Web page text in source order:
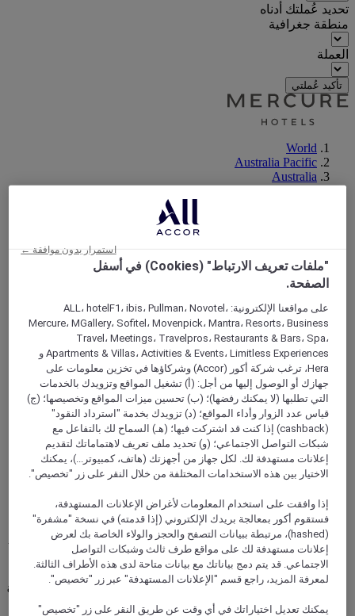
تحديد عُملتك أدناه
منطقة جغرافية
العملة
تأكيد عُملتي
World
Australia Pacific
Australia
PERTH, أستراليا
Mercure Perth
Perth city, with the major shopping, entertainment and
nightlife areas all within walking distance. Our Perth city
hotel provides an ideal base for both business and leisure
travellers, with Perth Train Station right around the corner and
Perth Airport just a 20 minute drive away. This Perth
accommodation opens up all of what Perth has to offer such
as Cottesloe Beach, Fremantle and Rottnest Island. Don't miss
out on our 4 star hotel in Perth.
"ملفات تعريف الارتباط" (Cookies) في أسفل
الصفحة.
على مواقعنا الإلكترونية: ALL، hotelF1، ibis، Pullman، Novotel،
Mercure، MGallery، Sofitel، Movenpick، Mantra، Resorts، Business
Travel، Meetings، Travelpros، Restaurants & Bars، Spa،
Apartments & Villas، Activities & Events، Limitless Experiences و
Hera، ترغب شركة أكور (Accor) وشركاؤها في تخزين معلومات على
جهازك أو الوصول إليها من أجل: (أ) تشغيل المواقع وتزويدك بالخدمات
التي تطلبها (لا يمكنك رفضها)؛ (ب) تحسين ميزات المواقع وتخصيصها؛ (ج)
قياس عدد الزوار وأداء المواقع؛ (د) تزويدك بخدمة "استرداد النقود"
(cashback) إذا كنت قد اشتركت فيها؛ (هـ) السماح لك بالتفاعل مع
شبكات التواصل الاجتماعي؛ (و) تحديد ملف تعريف لاهتماماتك لتقديم
إعلانات مستهدفة لك. لكل جهاز من أجهزتك (هاتف، كمبيوتر...)، يمكنك
الاختيار بين هذه الاستخدامات المختلفة من خلال النقر على زر "تخصيص".
إذا وافقت على استخدام المعلومات لأغراض الإعلانات المستهدفة،
فستقوم أكور بمعالجة بريدك الإلكتروني (إذا قدمته) في نسخة "مشفرة"
(hashed)، مرتبطة ببيانات التصفح والحجز والولاء الخاصة بك لعرض
إعلانات مستهدفة لك على مواقع طرف ثالث وشبكات التواصل
الاجتماعي. قد يتم دمج بياناتك مع بيانات متاحة لدى هذه الأطراف الثالثة.
لمعرفة المزيد، راجع قسم "الإعلانات المستهدفة" عبر زر "تخصيص".
يمكنك تعديل اختياراتك في أي وقت عن طريق النقر على زر "تخصيص"
استمرار بدون موافقة ←